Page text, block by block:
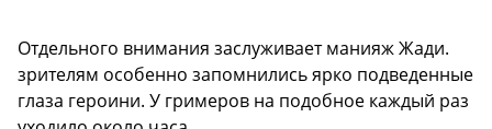
Отдельного внимания заслуживает манияж Жади.
зрителям особенно запомнились ярко подведенные
глаза героини. У гримеров на подобное каждый раз